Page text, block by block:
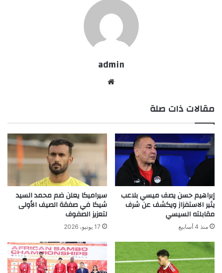
admin
مقالات ذات صلة
إبراهيم حسن يصف ميسي بلاعب
يثير الاستفزاز ويكشف عن شرف
مقابلته السيسي
منذ 4 أسابيع
سيراميكا يعلن ضم محمد السيد
شيكا في صفقة الصيف الأولى
لتعزيز الصفوف
17 يونيو، 2026